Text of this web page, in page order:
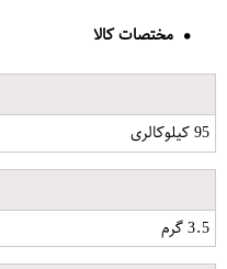
مختصات کالا
95 کیلوکالری
3.5 گرم